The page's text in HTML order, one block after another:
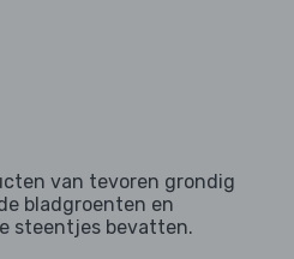
van tevoren grondig
bladgroenten en
steentjes bevatten.